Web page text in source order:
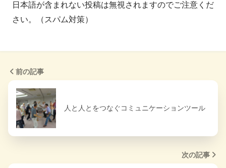
日本語が含まれない投稿は無視されますのでご注意くだ
さい。（スパム対策）
前の記事
人と人とをつなぐコミュニケーションツール
次の記事